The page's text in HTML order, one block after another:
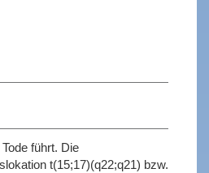
führt. Die
t(15;17)(q22;q21) bzw.